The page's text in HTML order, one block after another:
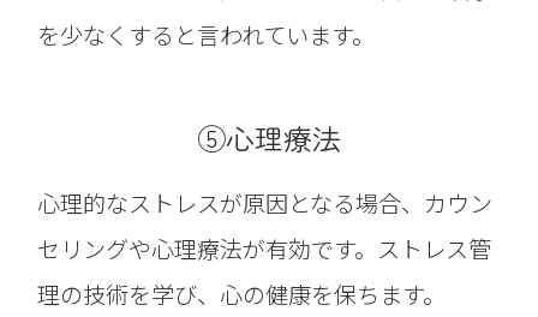
を少なくすると言われています。
⑤心理療法
心理的なストレスが原因となる場合、カウン
セリングや心理療法が有効です。ストレス管
理の技術を学び、心の健康を保ちます。